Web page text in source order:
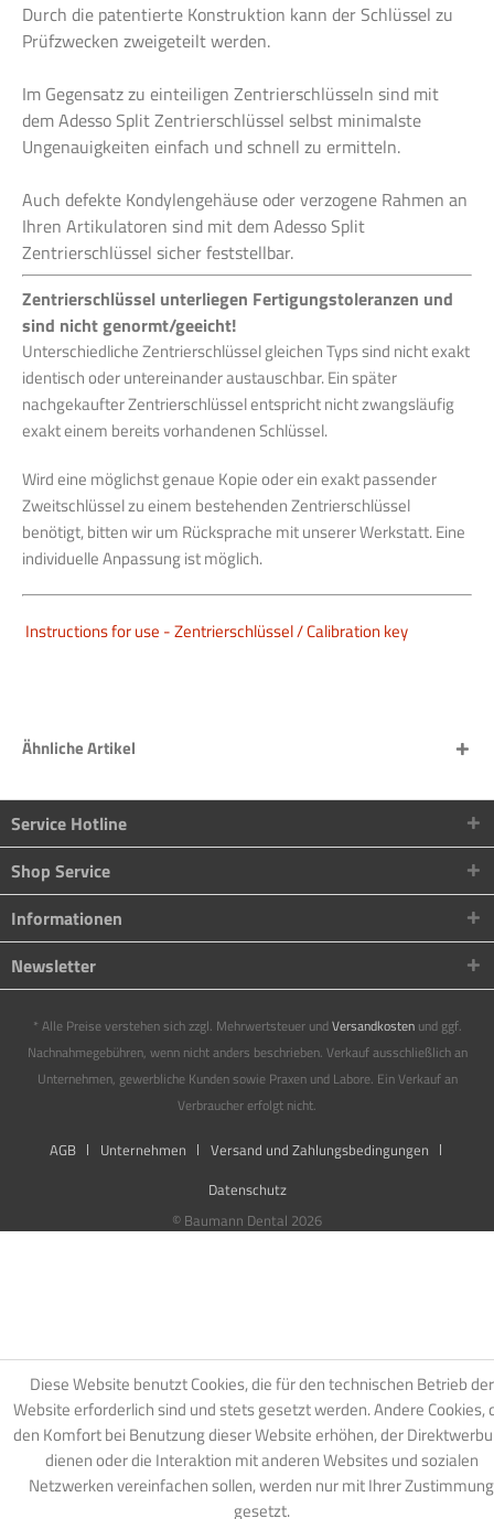
Durch die patentierte Konstruktion kann der Schlüssel zu
Prüfzwecken zweigeteilt werden.
Im Gegensatz zu einteiligen Zentrierschlüsseln sind mit
dem Adesso Split Zentrierschlüssel selbst minimalste
Ungenauigkeiten einfach und schnell zu ermitteln.
Auch defekte Kondylengehäuse oder verzogene Rahmen an
Ihren Artikulatoren sind mit dem Adesso Split
Zentrierschlüssel sicher feststellbar.
Zentrierschlüssel unterliegen Fertigungstoleranzen und
sind nicht genormt/geeicht!
Unterschiedliche Zentrierschlüssel gleichen Typs sind nicht exakt
identisch oder untereinander austauschbar. Ein später
nachgekaufter Zentrierschlüssel entspricht nicht zwangsläufig
exakt einem bereits vorhandenen Schlüssel.
Wird eine möglichst genaue Kopie oder ein exakt passender
Zweitschlüssel zu einem bestehenden Zentrierschlüssel
benötigt, bitten wir um Rücksprache mit unserer Werkstatt. Eine
individuelle Anpassung ist möglich.
Instructions for use - Zentrierschlüssel / Calibration key
Ähnliche Artikel
Service Hotline
Shop Service
Informationen
Newsletter
* Alle Preise verstehen sich zzgl. Mehrwertsteuer undVersandkostenund ggf.
Nachnahmegebühren, wenn nicht anders beschrieben. Verkauf ausschließlich an
Unternehmen, gewerbliche Kunden sowie Praxen und Labore. Ein Verkauf an
Verbraucher erfolgt nicht.
AGB Unternehmen
Versand und Zahlungsbedingungen
Datenschutz
© Baumann Dental 2026
Diese Website benutzt Cookies, die für den technischen Betrieb der
Website erforderlich sind und stets gesetzt werden. Andere Cookies,
den Komfort bei Benutzung dieser Website erhöhen, der
dienen oder die Interaktion mit anderen Websites und sozialen
Netzwerken vereinfachen sollen, werden nur mit Ihrer Zustimmung
gesetzt.